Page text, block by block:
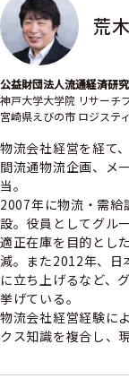
荒
公益財団法人流通経済研
神戸大学大学院 リサーチ
宮崎県えびの市 ロジステ
物流会社経営を経て
間流通物流企画、メ
当。
2007年に物流・需給
設。役員としてグル
適正在庫を目的とし
減。また2012年、日
に立ち上げるなど、
挙げている。
物流会社経営経験に
クス知識を複合し、